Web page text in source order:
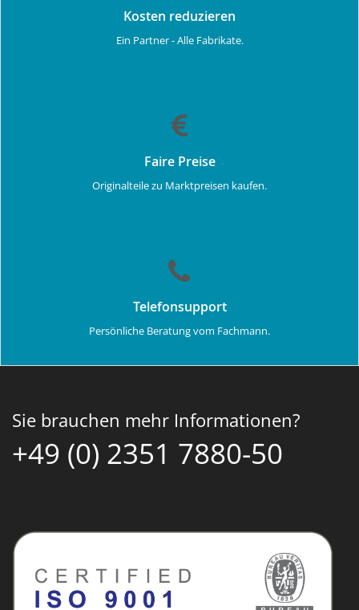
Kosten reduzieren
Ein Partner - Alle Fabrikate.
Faire Preise
Originalteile zu Marktpreisen kaufen.
Telefonsupport
Persönliche Beratung vom Fachmann.
Sie brauchen mehr Informationen?
+49 (0) 2351 7880-50